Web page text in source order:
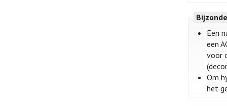
Een
een
voor
Om
het